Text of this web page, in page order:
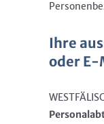
Ihre
oder E-